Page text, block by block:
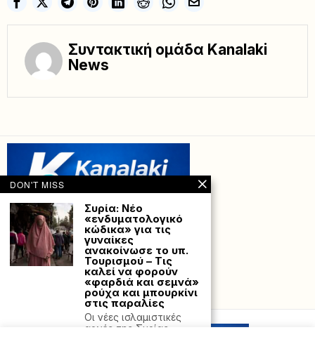
Συντακτική ομάδα Kanalaki
News
by Hostville”)
DON'T MISS
Συρία: Νέο
«ενδυματολογικό
κώδικα» για τις
γυναίκες
ανακοίνωσε το υπ.
Τουρισμού – Τις
καλεί να φορούν
«φαρδιά και σεμνά»
ρούχα και μπουρκίνι
στις παραλίες
Οι νέες ισλαμιστικές
αρχές της Συρίας